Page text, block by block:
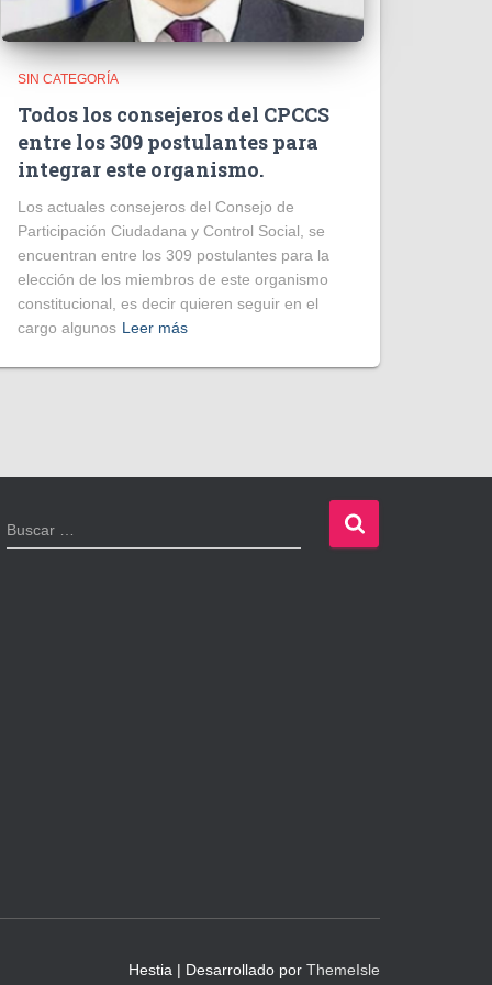
SIN CATEGORÍA
Todos los consejeros del CPCCS
entre los 309 postulantes para
integrar este organismo.
Los actuales consejeros del Consejo de
Participación Ciudadana y Control Social, se
encuentran entre los 309 postulantes para la
elección de los miembros de este organismo
constitucional, es decir quieren seguir en el
cargo algunos Leer más
B
u
Buscar …
Hestia | Desarrollado por ThemeIsle